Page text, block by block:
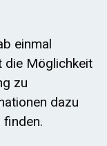
einmal
die Möglichkeit
zu
dazu
finden.